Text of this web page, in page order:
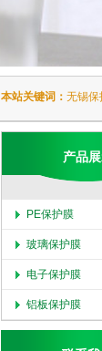
本站关键词： 无锡保
产品
PE保护膜
玻璃保护膜
电子保护膜
铝板保护膜